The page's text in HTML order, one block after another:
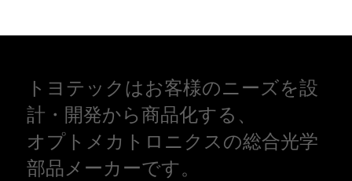
トヨテックはお客様のニーズを設
計・開発から商品化する、
オプトメカトロニクスの総合光学
部品メーカーです。